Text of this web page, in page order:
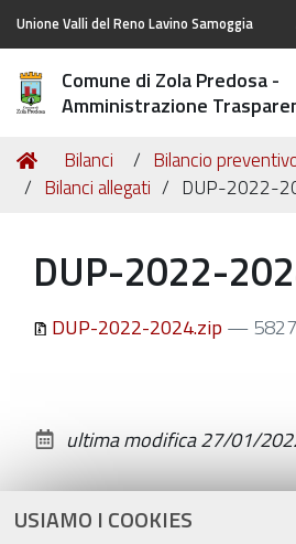
USIAMO I COOKIES
Unione Valli del Reno Lavino Samoggia
Comune di Zola Predosa -
Amministrazione
Tu
sei
Home
Bilanci
Bilancio
Bilanci allegati
DUP-2022-
DUP-2022-
DUP-2022-2024.zip —
documento
ultima modifica27/01/